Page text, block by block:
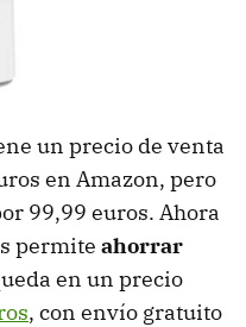
un precio de venta
en Amazon, pero
99,99 euros. Ahora
permite ahorrar
en un precio
, con envío gratuito